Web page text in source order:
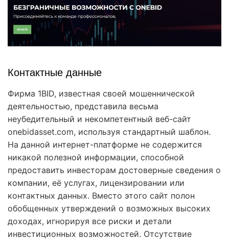
Контактные данные
Фирма 1BID, известная своей мошеннической
деятельностью, представила весьма
неубедительный и некомпетентный веб-сайт
onebidasset.com, используя стандартный шаблон.
На данной интернет-платформе не содержится
никакой полезной информации, способной
предоставить инвесторам достоверные сведения о
компании, её услугах, лицензировании или
контактных данных. Вместо этого сайт полон
обобщенных утверждений о возможных высоких
доходах, игнорируя все риски и детали
инвестиционных возможностей. Отсутствие